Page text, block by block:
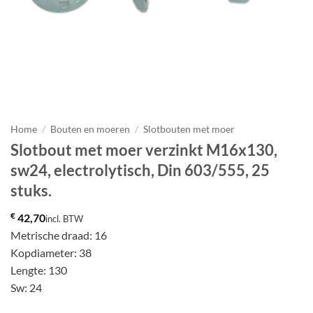
Home / Bouten en moeren / Slotbouten met moer
Slotbout met moer verzinkt M16x130,
sw24, electrolytisch, Din 603/555, 25
stuks.
€ 42,70incl. BTW
Metrische draad: 16
Kopdiameter: 38
Lengte: 130
Sw: 24